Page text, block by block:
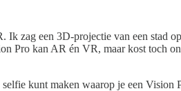
zag een 3D-projectie van een stad
Pro kan AR én VR, maar kost toch
kunt maken waarop je een Vision